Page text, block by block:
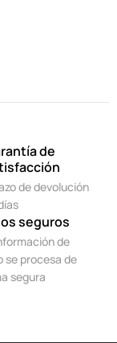
de
de devolución
seguros
de
se procesa de
segura